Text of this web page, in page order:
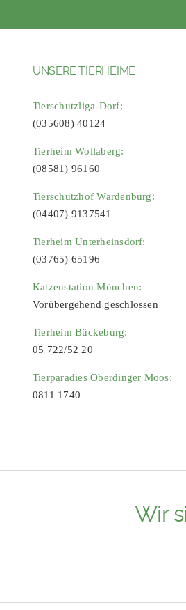
UNSERE TIERHEIME
Tierschutzliga-Dorf:
(035608) 40124
Tierheim Wollaberg:
(08581) 96160
Tierschutzhof Wardenburg:
(04407) 9137541
Tierheim Unterheinsdorf:
(03765) 65196
Katzenstation München:
Vorübergehend geschlossen
Tierheim Bückeburg:
05 722/52 20
Tierparadies Oberdinger Moos:
0811 1740
Wir